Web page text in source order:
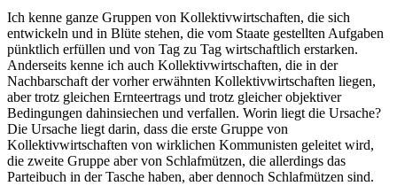
Ich kenne ganze Gruppen von Kollektivwirtschaften, die sich
entwickeln und in Blüte stehen, die vom Staate gestellten Aufgaben
pünktlich erfüllen und von Tag zu Tag wirtschaftlich erstarken.
Anderseits kenne ich auch Kollektivwirtschaften, die in der
Nachbarschaft der vorher erwähnten Kollektivwirtschaften liegen,
aber trotz gleichen Ernteertrags und trotz gleicher objektiver
Bedingungen dahinsiechen und verfallen. Worin liegt die Ursache?
Die Ursache liegt darin, dass die erste Gruppe von
Kollektivwirtschaften von wirklichen Kommunisten geleitet wird,
die zweite Gruppe aber von Schlafmützen, die allerdings das
Parteibuch in der Tasche haben, aber dennoch Schlafmützen sind.